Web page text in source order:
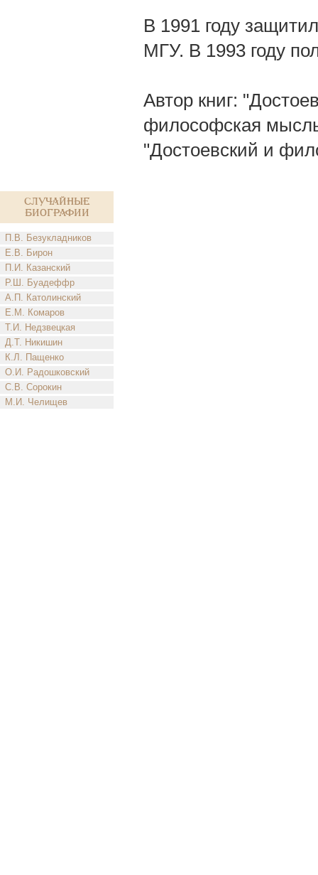
Случайные
биографии
П.В. Безукладников
Е.В. Бирон
П.И. Казанский
Р.Ш. Буадеффр
А.П. Католинский
Е.М. Комаров
Т.И. Недзвецкая
Д.Т. Никишин
К.Л. Пащенко
О.И. Радошковский
С.В. Сорокин
М.И. Челищев
В 1991 году
МГУ. В 1993 году
Автор книг:
философская
"Достоевский и